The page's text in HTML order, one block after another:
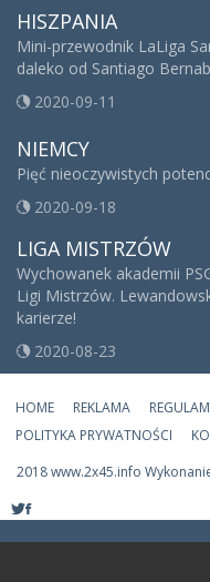
HISZPANIA
Mini-przewodnik LaLiga
daleko od Santiago
2020-09-11
NIEMCY
Pięć nieoczywistych
2020-09-18
LIGA MISTRZÓW
Wychowanek akademii
Ligi Mistrzów.
karierze!
2020-08-23
HOME REKLAMA
POLITYKA PRYWATNOŚCI
2018 www.2x45.info